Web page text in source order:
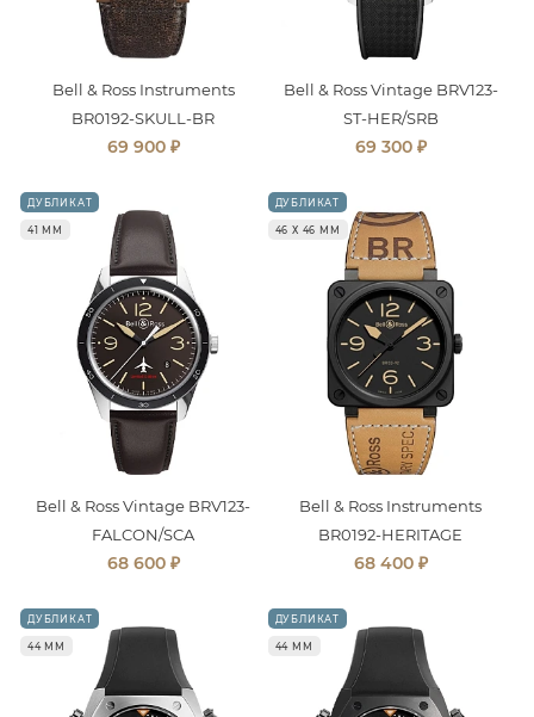
Bell & Ross Instruments
BR0192-SKULL-BR
69 900 ₽
Bell & Ross Vintage BRV123-
ST-HER/SRB
69 300 ₽
ДУБЛИКАТ
41 ММ
Bell & Ross Vintage BRV123-
FALCON/SCA
68 600 ₽
ДУБЛИКАТ
46 Х 46 ММ
Bell & Ross Instruments
BR0192-HERITAGE
68 400 ₽
ДУБЛИКАТ
44 ММ
ДУБЛИКАТ
44 ММ